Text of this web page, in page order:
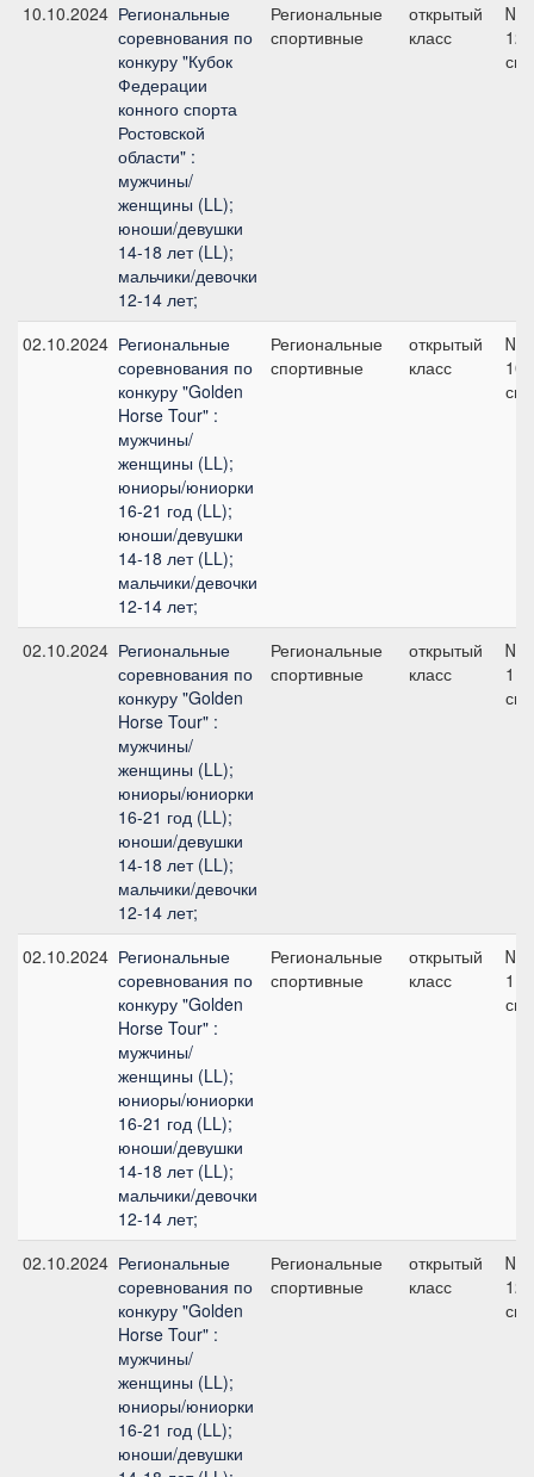
10.10.2024 Региональные
соревнования по
конкуру "Кубок
Федерации
конного спорта
Ростовской
области" :
мужчины/
женщины (LL);
юноши/девушки
14-18 лет (LL);
мальчики/девочки
12-14 лет;
Региональные
спортивные
открытый
класс
120
см
02.10.2024 Региональные
соревнования по
конкуру "Golden
Horse Tour" :
мужчины/
женщины (LL);
юниоры/юниорки
16-21 год (LL);
юноши/девушки
14-18 лет (LL);
мальчики/девочки
12-14 лет;
Региональные
спортивные
открытый
класс
100
см
02.10.2024 Региональные
соревнования по
конкуру "Golden
Horse Tour" :
мужчины/
женщины (LL);
юниоры/юниорки
16-21 год (LL);
юноши/девушки
14-18 лет (LL);
мальчики/девочки
12-14 лет;
Региональные
спортивные
открытый
класс
110
см
02.10.2024 Региональные
соревнования по
конкуру "Golden
Horse Tour" :
мужчины/
женщины (LL);
юниоры/юниорки
16-21 год (LL);
юноши/девушки
14-18 лет (LL);
мальчики/девочки
12-14 лет;
Региональные
спортивные
открытый
класс
115
см
02.10.2024 Региональные
соревнования по
конкуру "Golden
Horse Tour" :
мужчины/
женщины (LL);
юниоры/юниорки
16-21 год (LL);
юноши/девушки
Региональные
спортивные
открытый
класс
120
см